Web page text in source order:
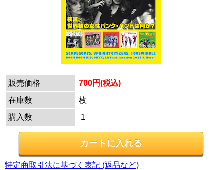
販売価格
700円(税込)
在庫数
枚
購入数
特定商取引法に基づく表記 (返品など)